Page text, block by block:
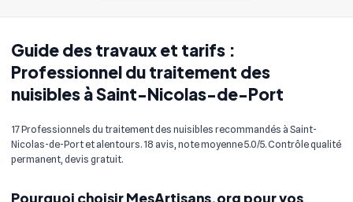
Guide des travaux et tarifs :
Professionnel du traitement des
nuisibles à Saint-Nicolas-de-Port
17 Professionnels du traitement des nuisibles recommandés à Saint-
Nicolas-de-Port et alentours. 18 avis, note moyenne 5.0/5. Contrôle qualité
permanent, devis gratuit.
Pourquoi choisir MesArtisans.org pour vos